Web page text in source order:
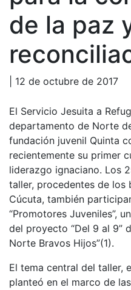
de la paz
| 12 de octubre de 2017
El Servicio Jesuita a
departamento de Norte
fundación juvenil Quinta
recientemente su primer
liderazgo ignaciano. Los
taller, procedentes de los
Cúcuta, también
“Promotores Juveniles”,
del proyecto “Del 9 al 9”
Norte Bravos Hijos”(1).
El tema central del taller,
planteó en el marco de